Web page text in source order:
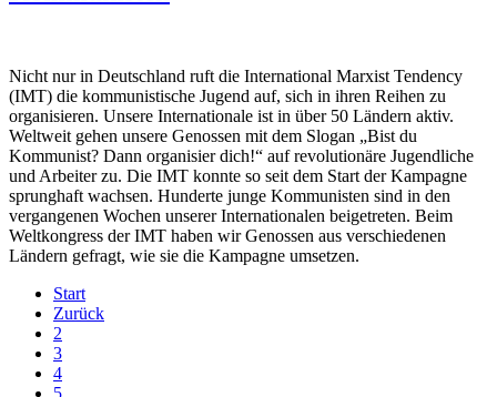
Nicht nur in Deutschland ruft die International Marxist Tendency
(IMT) die kommunistische Jugend auf, sich in ihren Reihen zu
organisieren. Unsere Internationale ist in über 50 Ländern aktiv.
Weltweit gehen unsere Genossen mit dem Slogan „Bist du
Kommunist? Dann organisier dich!“ auf revolutionäre Jugendliche
und Arbeiter zu. Die IMT konnte so seit dem Start der Kampagne
sprunghaft wachsen. Hunderte junge Kommunisten sind in den
vergangenen Wochen unserer Internationalen beigetreten. Beim
Weltkongress der IMT haben wir Genossen aus verschiedenen
Ländern gefragt, wie sie die Kampagne umsetzen.
Start
Zurück
2
3
4
5